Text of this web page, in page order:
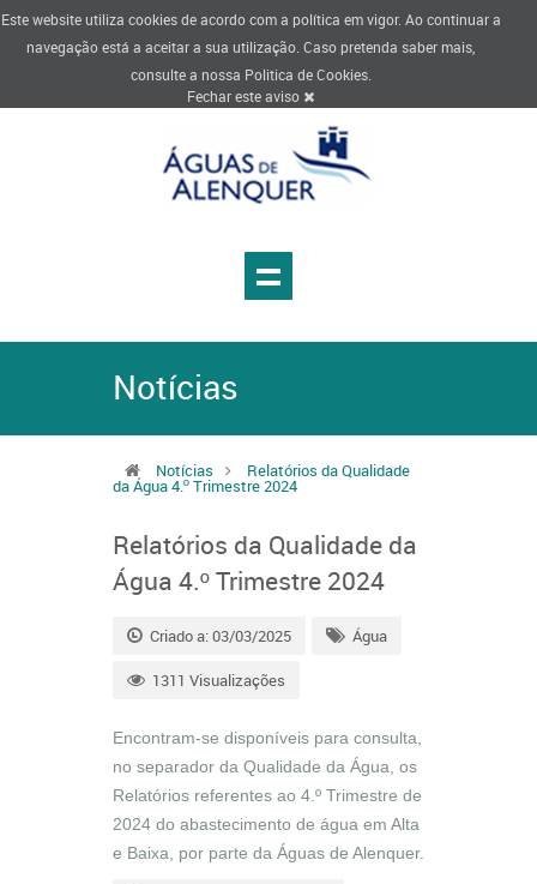
Este website utiliza cookies de acordo com a política em vigor. Ao continuar a
navegação está a aceitar a sua utilização. Caso pretenda saber mais,
consulte a nossa Politica de Cookies.
Fechar este aviso
Notícias
Notícias Relatórios da Qualidade
da Água 4.º Trimestre 2024
Relatórios da Qualidade da
Água 4.º Trimestre 2024
Criado a: 03/03/2025 Água
1311 Visualizações
Encontram-se disponíveis para consulta,
no separador da Qualidade da Água, os
Relatórios referentes ao 4.º Trimestre de
2024 do abastecimento de água em Alta
e Baixa, por parte da Águas de Alenquer.